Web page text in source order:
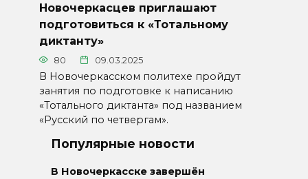
Новочеркасцев приглашают
подготовиться к «Тотальному
диктанту»
80 09.03.2025
В Новочеркасском политехе пройдут
занятия по подготовке к написанию
«Тотального диктанта» под названием
«Русский по четвергам».
Популярные новости
В Новочеркасске завершён